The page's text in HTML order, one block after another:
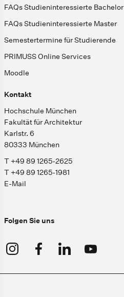
FAQs Studieninteressierte Bachelor
FAQs Studieninteressierte Master
Semestertermine für Studierende
PRIMUSS Online Services
Moodle
Kontakt
Hochschule München
Fakultät für Architektur
Karlstr. 6
80333 München
T +49 89 1265-2625
T +49 89 1265-1981
E-Mail
Folgen Sie uns